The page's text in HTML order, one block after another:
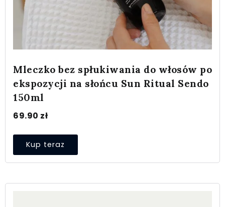
Mleczko bez spłukiwania do włosów po
ekspozycji na słońcu Sun Ritual Sendo
150ml
69.90 zł
Kup teraz